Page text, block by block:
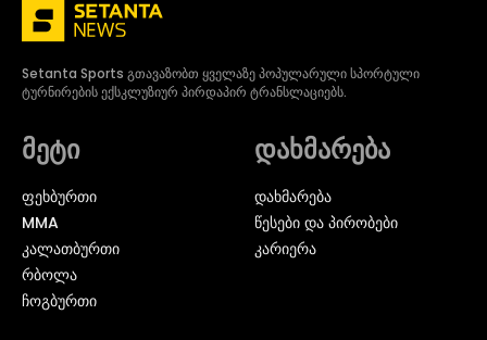
Setanta Sports გთავაზობთ ყველაზე პოპულარული სპორტული
ტურნირების ექსკლუზიურ პირდაპირ ტრანსლაციებს.
მეტი
ᲤᲔᲮᲑᲣᲠᲗᲘ
MMA
ᲙᲐᲚᲐᲗᲑᲣᲠᲗᲘ
ᲠᲑᲝᲚᲐ
ᲩᲝᲒᲑᲣᲠᲗᲘ
დახმარება
დახმარება
წესები და პირობები
კარიერა